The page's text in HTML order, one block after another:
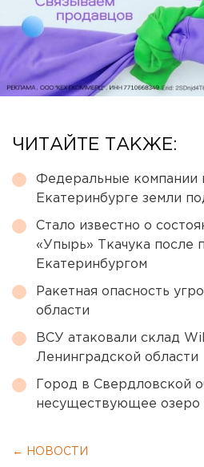
ЧИТАЙТЕ ТАКЖЕ:
Федеральные компании
Екатеринбурге земли
Стало известно о
«Упырь» Ткачука после
Екатеринбургом
Ракетная опасность
области
ВСУ атаковали склад
Ленинградской области
Город в Свердловской
несуществующее озеро
← НОВОСТИ